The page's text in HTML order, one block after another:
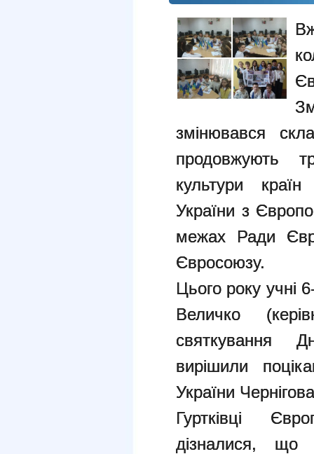
змінювався
продовжують
культури країн
України з
межах Ради
Євросоюзу.
Цього року учні
Величко
святкування
вирішили
України
Гуртківці
дізналися,